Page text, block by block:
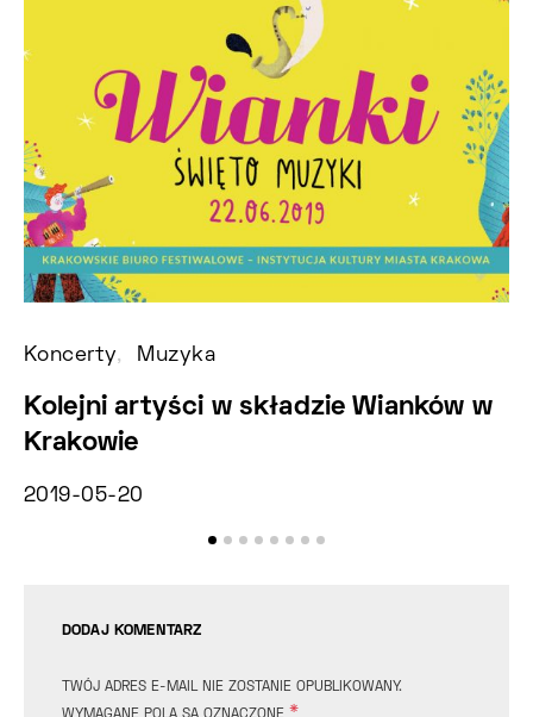
Koncerty Muzyka
Kolejni artyści w składzie Wianków w
Krakowie
2019-05-20
DODAJ KOMENTARZ
TWÓJ ADRES E-MAIL NIE ZOSTANIE OPUBLIKOWANY.